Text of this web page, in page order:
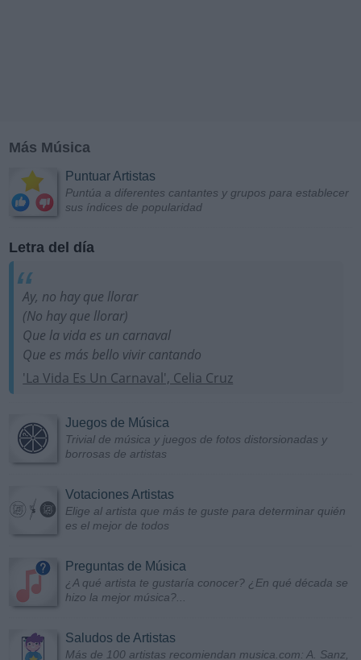
Más Música
Puntuar Artistas
Puntúa a diferentes cantantes y grupos para establecer
sus índices de popularidad
Letra del día
Ay, no hay que llorar
(No hay que llorar)
Que la vida es un carnaval
Que es más bello vivir cantando
'La Vida Es Un Carnaval', Celia Cruz
Juegos de Música
Trivial de música y juegos de fotos distorsionadas y
borrosas de artistas
Votaciones Artistas
Elige al artista que más te guste para determinar quién
es el mejor de todos
Preguntas de Música
¿A qué artista te gustaría conocer? ¿En qué década se
hizo la mejor música?...
Saludos de Artistas
Más de 100 artistas recomiendan musica.com: A. Sanz,